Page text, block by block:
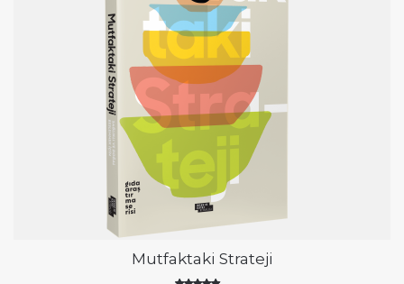
Mutfaktaki Strateji